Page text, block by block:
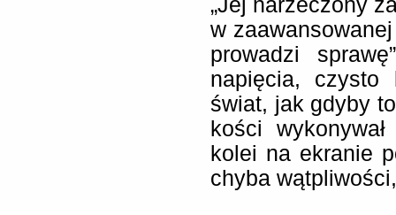
„Jej narzeczony
w
prowadzi
napięcia,
świat, jak gdyby
kości
kolei na ekranie
chyba